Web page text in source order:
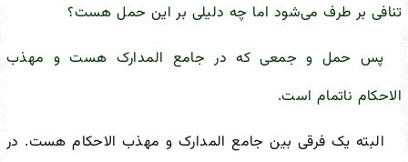
تنافی بر طرف می‌شود اما چه دلیلی بر این حمل هست؟
پس حمل و جمعی که در جامع المدارک هست و مهذب
الاحکام ناتمام است.
البته یک فرقی بین جامع المدارک و مهذب الاحکام هست. در